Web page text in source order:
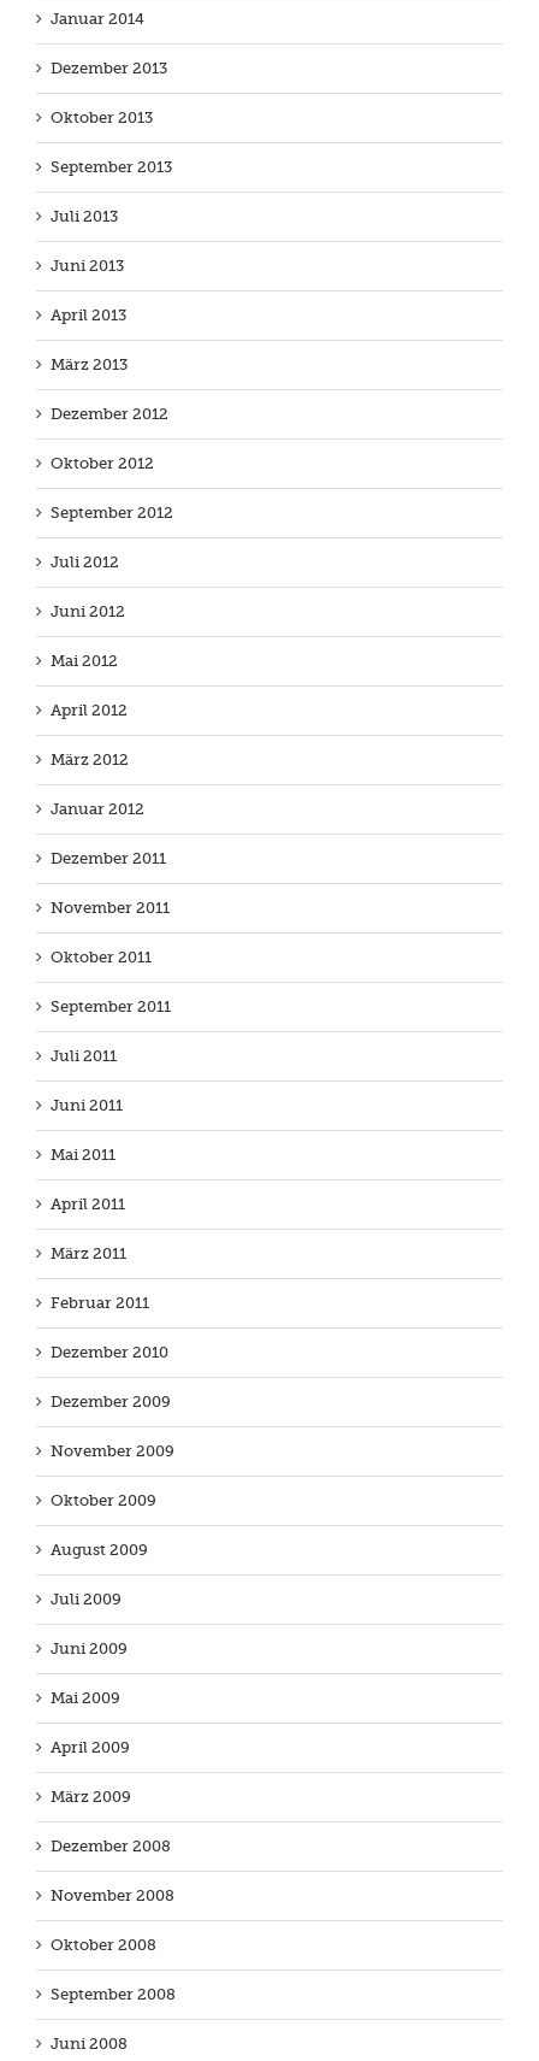
Januar 2014
Dezember 2013
Oktober 2013
September 2013
Juli 2013
Juni 2013
April 2013
März 2013
Dezember 2012
Oktober 2012
September 2012
Juli 2012
Juni 2012
Mai 2012
April 2012
März 2012
Januar 2012
Dezember 2011
November 2011
Oktober 2011
September 2011
Juli 2011
Juni 2011
Mai 2011
April 2011
März 2011
Februar 2011
Dezember 2010
Dezember 2009
November 2009
Oktober 2009
August 2009
Juli 2009
Juni 2009
Mai 2009
April 2009
März 2009
Dezember 2008
November 2008
Oktober 2008
September 2008
Juni 2008